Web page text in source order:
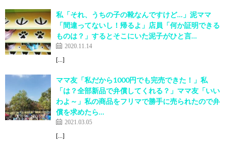
私「それ、うちの子の靴なんですけど…」泥ママ
「間違ってないし！帰るよ」店員「何か証明できる
ものは？」するとそこにいた泥子がひと言…
2020.11.14
[…]
ママ友「私だから1000円でも完売できた！」私
「は？全部新品で弁償してくれる？」ママ友「いい
わよ～」私の商品をフリマで勝手に売られたので弁
償を求めたら…
2021.03.05
[…]